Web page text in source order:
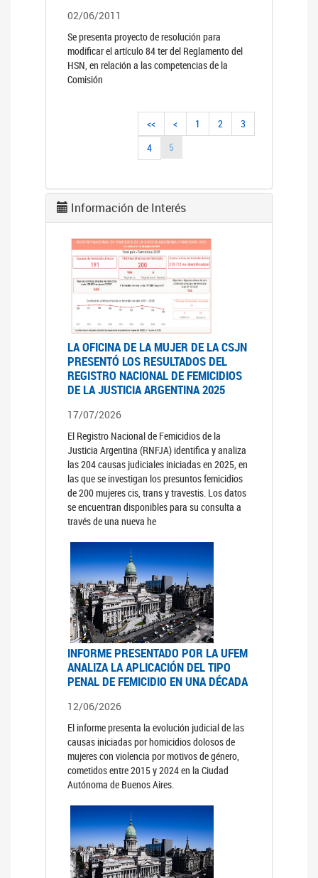
02/06/2011
Se presenta proyecto de resolución para
modificar el artículo 84 ter del Reglamento del
HSN, en relación a las competencias de la
Comisión
<< < 1 2
3
4
5
Información de Interés
LA OFICINA DE LA MUJER DE LA CSJN
PRESENTÓ LOS RESULTADOS DEL
REGISTRO NACIONAL DE FEMICIDIOS
DE LA JUSTICIA ARGENTINA 2025
17/07/2026
El Registro Nacional de Femicidios de la
Justicia Argentina (RNFJA) identifica y analiza
las 204 causas judiciales iniciadas en 2025, en
las que se investigan los presuntos femicidios
de 200 mujeres cis, trans y travestis. Los datos
se encuentran disponibles para su consulta a
través de una nueva he
INFORME PRESENTADO POR LA UFEM
ANALIZA LA APLICACIÓN DEL TIPO
PENAL DE FEMICIDIO EN UNA DÉCADA
12/06/2026
El informe presenta la evolución judicial de las
causas iniciadas por homicidios dolosos de
mujeres con violencia por motivos de género,
cometidos entre 2015 y 2024 en la Ciudad
Autónoma de Buenos Aires.